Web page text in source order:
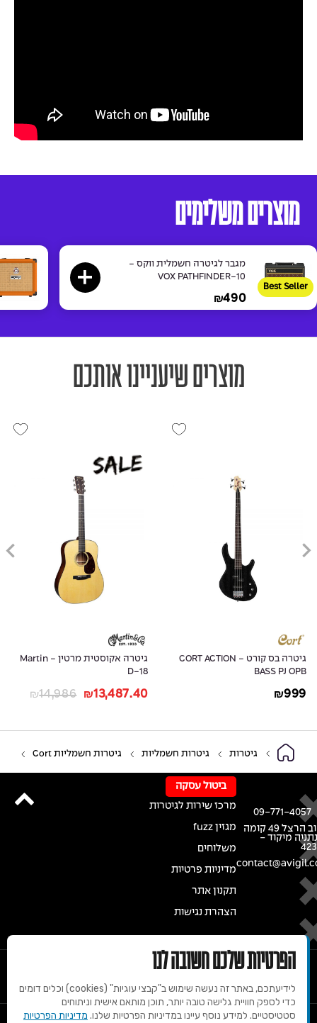
מוצרים משלימים
Best Seller
מגבר לגיטרה חשמלית ווקס -
VOX PATHFINDER-10
₪490
מוצרים שיעניינו אותכם
גיטרה בס קורט - CORT ACTION
BASS PJ OPB
₪999
גיטרה אקוסטית מרטין - Martin
D-18
₪14,986 ₪13,487.40
גיטרות גיטרות חשמליות גיטרות חשמליות Cort
רחוב הרצל 49 קומה
מיקוד -
09-771-4057
ביטול עסקה
מרכז שירות לגיטרות
מגזין fuzz
משלוחים
מדיניות פרטיות
תקנון אתר
הצהרת נגישות
הפרטיות שלכם חשובה לנו
לידיעתכם, באתר זה נעשה שימוש ב"קבצי עוגיות" (cookies) וכלים דומים
כדי לספק חוויית גלישה טובה יותר, תוכן מותאם אישית וניתוחים
סטטיסטיים. למידע נוסף עיינו במדיניות הפרטיות שלנו. מדיניות הפרטיות